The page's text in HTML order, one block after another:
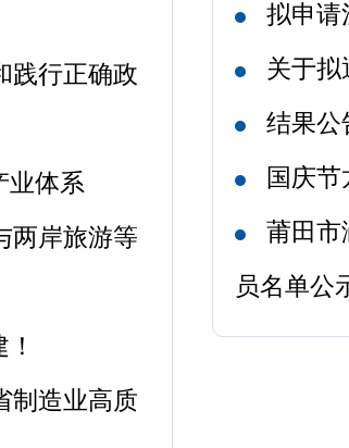
践行正确政
业体系
两岸旅游等
制造业高质
拟申请
关于
结果公
国庆
莆田市
员名单公